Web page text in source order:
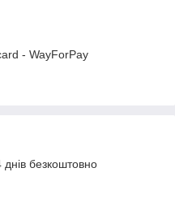
- WayForPay
безкоштовно